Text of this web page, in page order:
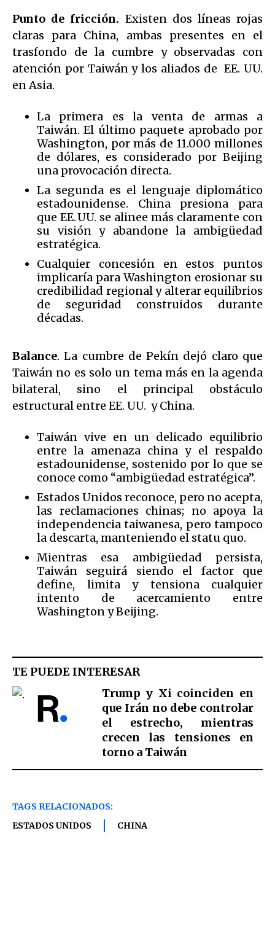
Punto de fricción. Existen dos líneas rojas
claras para China, ambas presentes en el
trasfondo de la cumbre y observadas con
atención por Taiwán y los aliados de EE. UU.
en Asia.
La primera es la venta de armas a
Taiwán. El último paquete aprobado por
Washington, por más de 11.000 millones
de dólares, es considerado por Beijing
una provocación directa.
La segunda es el lenguaje diplomático
estadounidense. China presiona para
que EE. UU. se alinee más claramente con
su visión y abandone la ambigüedad
estratégica.
Cualquier concesión en estos puntos
implicaría para Washington erosionar su
credibilidad regional y alterar equilibrios
de seguridad construidos durante
décadas.
Balance. La cumbre de Pekín dejó claro que
Taiwán no es solo un tema más en la agenda
bilateral, sino el principal obstáculo
estructural entre EE. UU. y China.
Taiwán vive en un delicado equilibrio
entre la amenaza china y el respaldo
estadounidense, sostenido por lo que se
conoce como “ambigüedad estratégica”.
Estados Unidos reconoce, pero no acepta,
las reclamaciones chinas; no apoya la
independencia taiwanesa, pero tampoco
la descarta, manteniendo el statu quo.
Mientras esa ambigüedad persista,
Taiwán seguirá siendo el factor que
define, limita y tensiona cualquier
intento de acercamiento entre
Washington y Beijing.
TE PUEDE INTERESAR
Trump y Xi coinciden en
que Irán no debe controlar
el estrecho, mientras
crecen las tensiones en
torno a Taiwán
TAGS RELACIONADOS:
ESTADOS UNIDOS
CHINA